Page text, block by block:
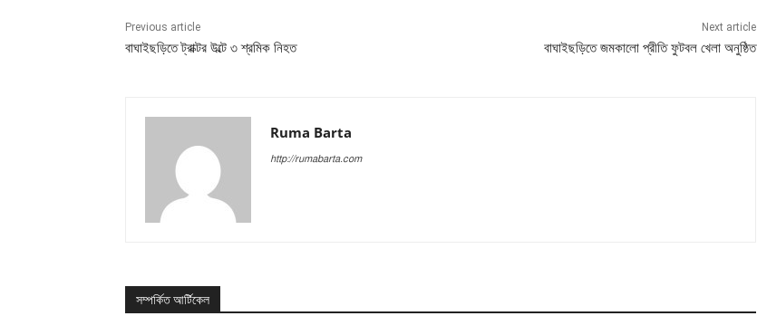
Previous article
বাঘাইছড়িতে ট্রাক্টর উল্টে ৩ শ্রমিক নিহত
Next article
বাঘাইছড়িতে জমকালো প্রীতি ফুটবল খেলা অনুষ্ঠিত
Ruma Barta
http://rumabarta.com
সম্পর্কিত আর্টিকেল